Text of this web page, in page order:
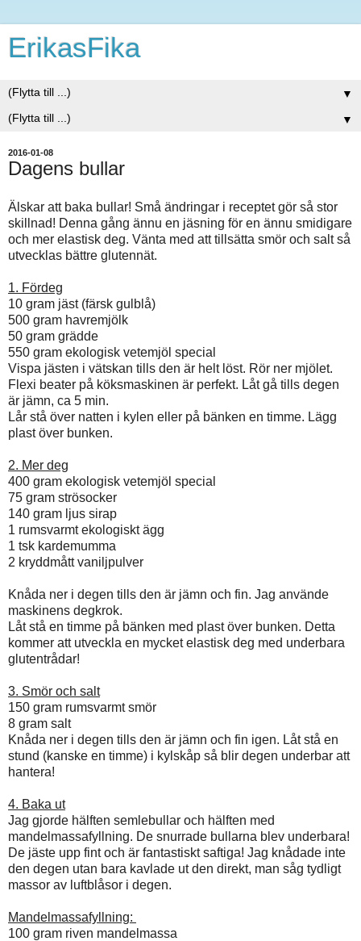
ErikasFika
▼
▼
2016-01-08
Dagens bullar
Älskar att baka bullar! Små ändringar i receptet gör så stor
skillnad! Denna gång ännu en jäsning för en ännu smidigare
och mer elastisk deg. Vänta med att tillsätta smör och salt så
utvecklas bättre glutennät.
1. Fördeg
10 gram jäst (färsk gulblå)
500 gram havremjölk
50 gram grädde
550 gram ekologisk vetemjöl special
Vispa jästen i vätskan tills den är helt löst. Rör ner mjölet.
Flexi beater på köksmaskinen är perfekt. Låt gå tills degen
är jämn, ca 5 min.
Lår stå över natten i kylen eller på bänken en timme. Lägg
plast över bunken.
2. Mer deg
400 gram ekologisk vetemjöl special
75 gram strösocker
140 gram ljus sirap
1 rumsvarmt ekologiskt ägg
1 tsk kardemumma
2 kryddmått vaniljpulver
Knåda ner i degen tills den är jämn och fin. Jag använde
maskinens degkrok.
Låt stå en timme på bänken med plast över bunken. Detta
kommer att utveckla en mycket elastisk deg med underbara
glutentrådar!
3. Smör och salt
150 gram rumsvarmt smör
8 gram salt
Knåda ner i degen tills den är jämn och fin igen. Låt stå en
stund (kanske en timme) i kylskåp så blir degen underbar att
hantera!
4. Baka ut
Jag gjorde hälften semlebullar och hälften med
mandelmassafyllning. De snurrade bullarna blev underbara!
De jäste upp fint och är fantastiskt saftiga! Jag knådade inte
den degen utan bara kavlade ut den direkt, man såg tydligt
massor av luftblåsor i degen.
Mandelmassafyllning:
100 gram riven mandelmassa